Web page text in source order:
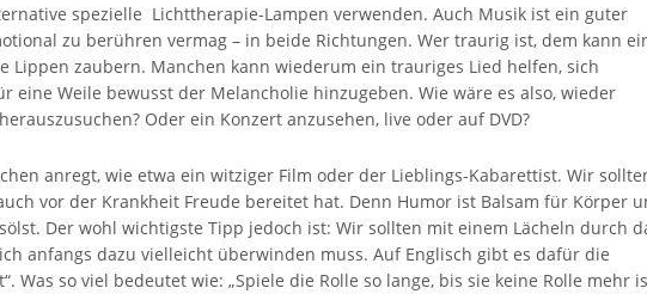
spezielle Lichttherapie-Lampen verwenden. Auch Musik ist ein guter
zu berühren vermag – in beide Richtungen. Wer traurig ist, dem kann
Lippen zaubern. Manchen kann wiederum ein trauriges Lied helfen, sich
eine Weile bewusst der Melancholie hinzugeben. Wie wäre es also, wieder
Oder ein Konzert anzusehen, live oder auf DVD?
anregt, wie etwa ein witziger Film oder der Lieblings-Kabarettist. Wir
vor der Krankheit Freude bereitet hat. Denn Humor ist Balsam für Körper
Der wohl wichtigste Tipp jedoch ist: Wir sollten mit einem Lächeln durch
anfangs dazu vielleicht überwinden muss. Auf Englisch gibt es dafür die
Was so viel bedeutet wie: „Spiele die Rolle so lange, bis sie keine Rolle mehr